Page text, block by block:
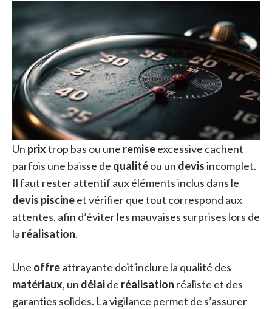
Un prixtrop bas ou une remiseexcessive cachent
parfois une baisse de qualitéou un devisincomplet.
Il faut rester attentif aux éléments inclus dans le
devis piscineet vérifier que tout correspond aux
attentes, afin d’éviter les mauvaises surprises lors de
la réalisation.
Une offreattrayante doit inclure la qualité des
matériaux, un délaide réalisation réaliste et des
garanties solides. La vigilance permet de s’assurer